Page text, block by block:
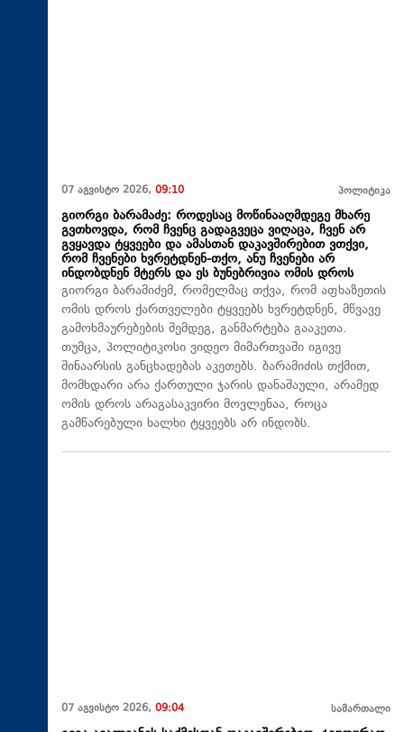
07 აგვისტო 2026, 09:10 პოლიტიკა
გიორგი ბარამაძე: როდესაც მოწინააღმდეგე მხარე
გვთხოვდა, რომ ჩვენც გადაგვეცა ვიღაცა, ჩვენ არ
გვყავდა ტყვეები და ამასთან დაკავშირებით ვთქვი,
რომ ჩვენები ხვრეტდნენ-თქო, ანუ ჩვენები არ
ინდობდნენ მტერს და ეს ბუნებრივია ომის დროს
გიორგი ბარამიძემ, რომელმაც თქვა, რომ აფხაზეთის
ომის დროს ქართველები ტყვეებს ხვრეტდნენ, მწვავე
გამოხმაურებების შემდეგ, განმარტება გააკეთა.
თუმცა, პოლიტიკოსი ვიდეო მიმართვაში იგივე
შინაარსის განცხადებას აკეთებს. ბარამიძის თქმით,
მომხდარი არა ქართული ჯარის დანაშაული, არამედ
ომის დროს არაგასაკვირი მოვლენაა, როცა
გამწარებული ხალხი ტყვეებს არ ინდობს.
07 აგვისტო 2026, 09:04 სამართალი